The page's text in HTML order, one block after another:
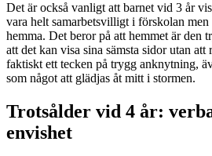
Det är också vanligt att barnet vid 3 år
vara helt samarbetsvilligt i förskolan
hemma. Det beror på att hemmet är den
att det kan visa sina sämsta sidor utan
faktiskt ett tecken på trygg anknytning,
som något att glädjas åt mitt i stormen.
Trotsålder vid 4 år:
envishet